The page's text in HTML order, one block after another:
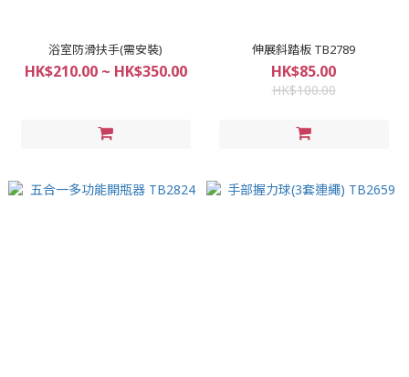
浴室防滑扶手(需安裝)
HK$210.00 ~ HK$350.00
伸展斜踏板 TB2789
HK$85.00
HK$100.00